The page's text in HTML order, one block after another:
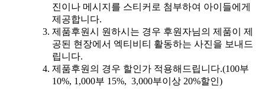
진이나 메시지를 스티커로 첨부하여 아이들에게
제공합니다.
제품후원시 원하시는 경우 후원자님의 제품이 제
공된 현장에서 엑티비티 활동하는 사진을 보내드
립니다.
제품후원의 경우 할인가 적용해드립니다.(100부
10%, 1,000부 15%, 3,000부이상 20%할인)